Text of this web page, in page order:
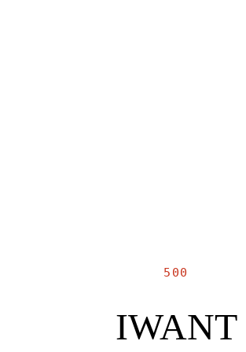
500
IWANT